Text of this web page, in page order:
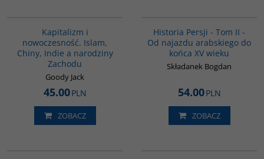
Kapitalizm i
nowoczesność. Islam,
Chiny, Indie a narodziny
Zachodu
Goody Jack
45.00PLN
ZOBACZ
Historia Persji - Tom II -
Od najazdu arabskiego do
końca XV wieku
Składanek Bogdan
54.00PLN
ZOBACZ